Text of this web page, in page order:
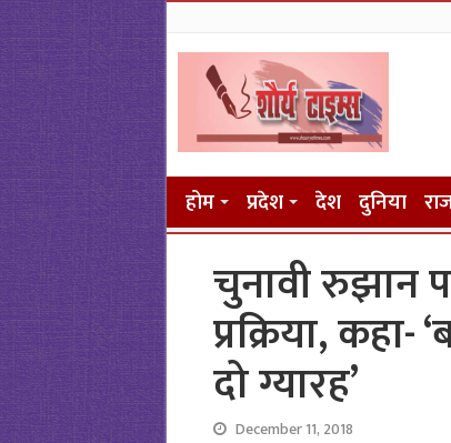
होम प्रदेश देश दुनिया
चुनावी रुझान
प्रक्रिया, कहा-
दो ग्यारह’
December 11, 2018